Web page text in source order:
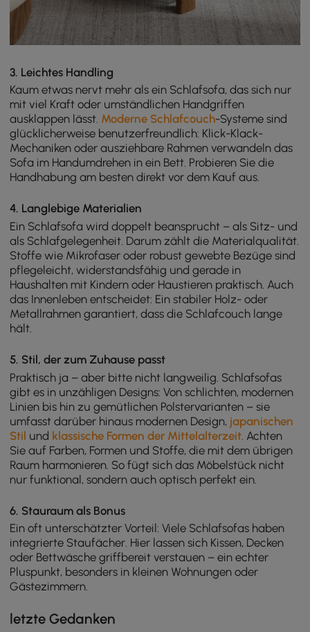
3. Leichtes Handling
Kaum etwas nervt mehr als ein Schlafsofa, das sich nur
mit viel Kraft oder umständlichen Handgriffen
ausklappen lässt. Moderne Schlafcouch-Systeme sind
glücklicherweise benutzerfreundlich: Klick-Klack-
Mechaniken oder ausziehbare Rahmen verwandeln das
Sofa im Handumdrehen in ein Bett. Probieren Sie die
Handhabung am besten direkt vor dem Kauf aus.
4. Langlebige Materialien
Ein Schlafsofa wird doppelt beansprucht – als Sitz- und
als Schlafgelegenheit. Darum zählt die Materialqualität.
Stoffe wie Mikrofaser oder robust gewebte Bezüge sind
pflegeleicht, widerstandsfähig und gerade in
Haushalten mit Kindern oder Haustieren praktisch. Auch
das Innenleben entscheidet: Ein stabiler Holz- oder
Metallrahmen garantiert, dass die Schlafcouch lange
hält.
5. Stil, der zum Zuhause passt
Praktisch ja – aber bitte nicht langweilig. Schlafsofas
gibt es in unzähligen Designs: Von schlichten, modernen
Linien bis hin zu gemütlichen Polstervarianten – sie
umfasst darüber hinaus modernen Design, japanischen
Stil und klassische Formen der Mittelalterzeit . Achten
Sie auf Farben, Formen und Stoffe, die mit dem übrigen
Raum harmonieren. So fügt sich das Möbelstück nicht
nur funktional, sondern auch optisch perfekt ein.
6. Stauraum als Bonus
Ein oft unterschätzter Vorteil: Viele Schlafsofas haben
integrierte Staufächer. Hier lassen sich Kissen, Decken
oder Bettwäsche griffbereit verstauen – ein echter
Pluspunkt, besonders in kleinen Wohnungen oder
Gästezimmern.
letzte Gedanken